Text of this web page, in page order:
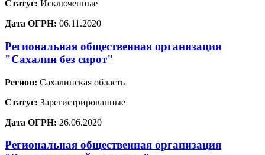
Статус: Исключенные
Дата ОГРН: 06.11.2020
Региональная общественная организация
"Сахалин без сирот"
Регион: Сахалинская область
Статус: Зарегистрированные
Дата ОГРН: 26.06.2020
Региональная общественная организация